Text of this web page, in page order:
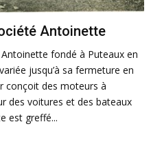
Antoinette
fondé à Puteaux en
jusqu’à sa fermeture en
conçoit des moteurs à
des voitures et des bateaux
est greffé...